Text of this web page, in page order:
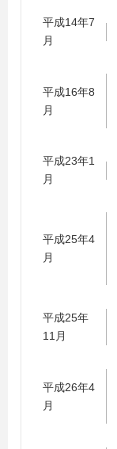
平成14年7
月
平成16年8
月
平成23年1
月
平成25年4
月
平成25年
11月
平成26年4
月